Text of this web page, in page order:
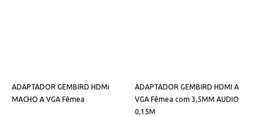
ADAPTADOR GEMBIRD HDMi
MACHO A VGA Fêmea
ADAPTADOR GEMBIRD HDMI A
VGA Fêmea com 3,5MM AUDIO
0,15M